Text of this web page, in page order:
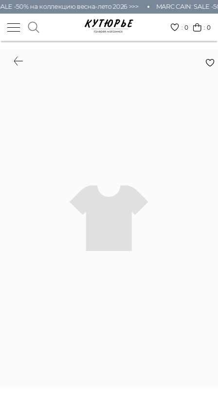
-50% на коллекцию весна-лето 2026 >>> MARC CAIN: SALE -
:0 : 0